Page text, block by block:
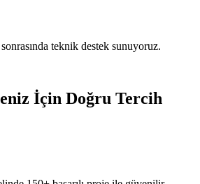
teknik destek sunuyoruz.
İçin Doğru Tercih